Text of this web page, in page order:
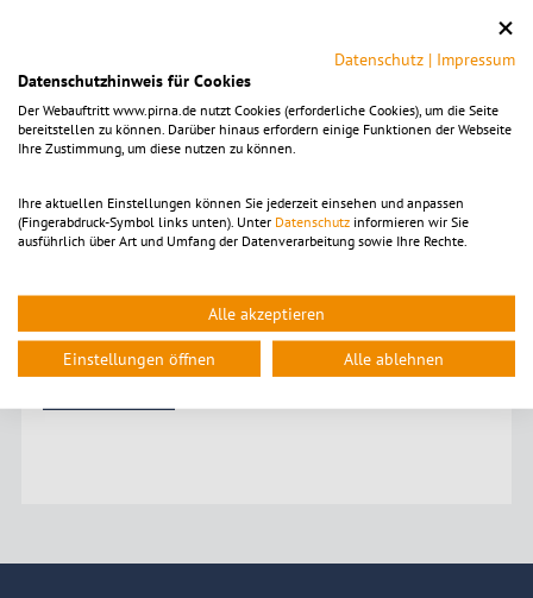
Um die Karte ansehen zu können, muss die Dienstleistung
OpenStreetMapaktiviertwerden.
Die Einstellungen sind alternativ in der Kategorie
"Funktional" zu finden.
Mit dem Klick auf diesen Hinweistext akzeptieren Sie Cookies
für diesen Dienst.
Bitte beachten Sie die Hinweise in unserer
Datenschutzerklärung.
Datenschutz | Impressum
Datenschutzhinweis für Cookies
Der Webauftritt www.pirna.de nutzt Cookies (erforderliche Cookies), um die Seite
bereitstellen zu können. Darüber hinaus erfordern einige Funktionen der Webseite
Ihre Zustimmung, um diese nutzen zu können.
Ihre aktuellen Einstellungen können Sie jederzeit einsehen und anpassen
(Fingerabdruck-Symbol links unten). Unter Datenschutz informieren wir Sie
ausführlich über Art und Umfang der Datenverarbeitung sowie Ihre Rechte.
Alle akzeptieren
Einstellungen öffnen Alle ablehnen